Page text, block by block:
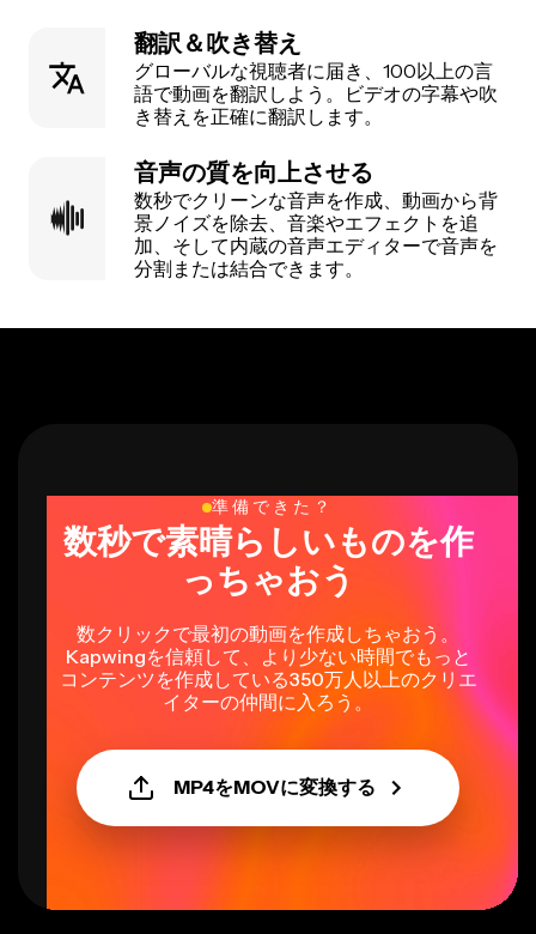
翻訳＆吹き替え
グローバルな視聴者に届き、100以上の言
語で動画を翻訳しよう。ビデオの字幕や吹
き替えを正確に翻訳します。
音声の質を向上させる
数秒でクリーンな音声を作成、動画から背
景ノイズを除去、音楽やエフェクトを追
加、そして内蔵の音声エディターで音声を
分割または結合できます。
準備できた？
数秒で素晴らしいものを作
っちゃおう
数クリックで最初の動画を作成しちゃおう。
Kapwingを信頼して、より少ない時間でもっと
コンテンツを作成している350万人以上のクリエ
イターの仲間に入ろう。
MP4をMOVに変換する